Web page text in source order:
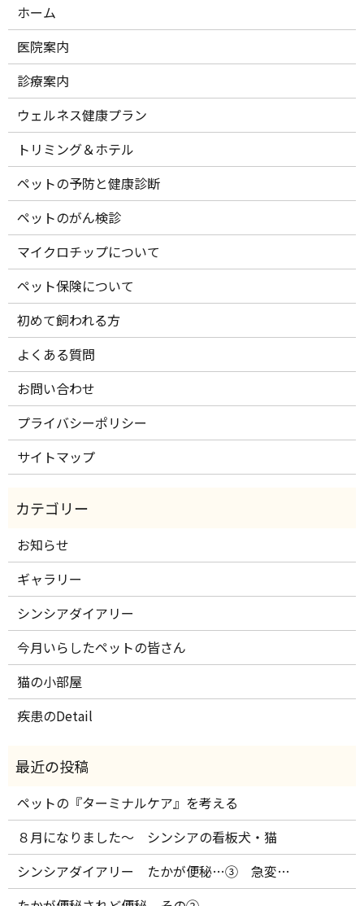
ホーム
医院案内
診療案内
ウェルネス健康プラン
トリミング＆ホテル
ペットの予防と健康診断
ペットのがん検診
マイクロチップについて
ペット保険について
初めて飼われる方
よくある質問
お問い合わせ
プライバシーポリシー
サイトマップ
お知らせ
ギャラリー
シンシアダイアリー
今月いらしたペットの皆さん
猫の小部屋
疾患のDetail
ペットの『ターミナルケア』を考える
８月になりました～ シンシアの看板犬・猫
シンシアダイアリー たかが便秘…③ 急変…